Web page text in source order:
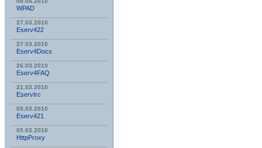
WPAD
27.03.2010
Eserv422
27.03.2010
Eserv4Docs
26.03.2010
Eserv4FAQ
21.03.2010
EservIrc
05.03.2010
Eserv421
05.03.2010
HttpProxy